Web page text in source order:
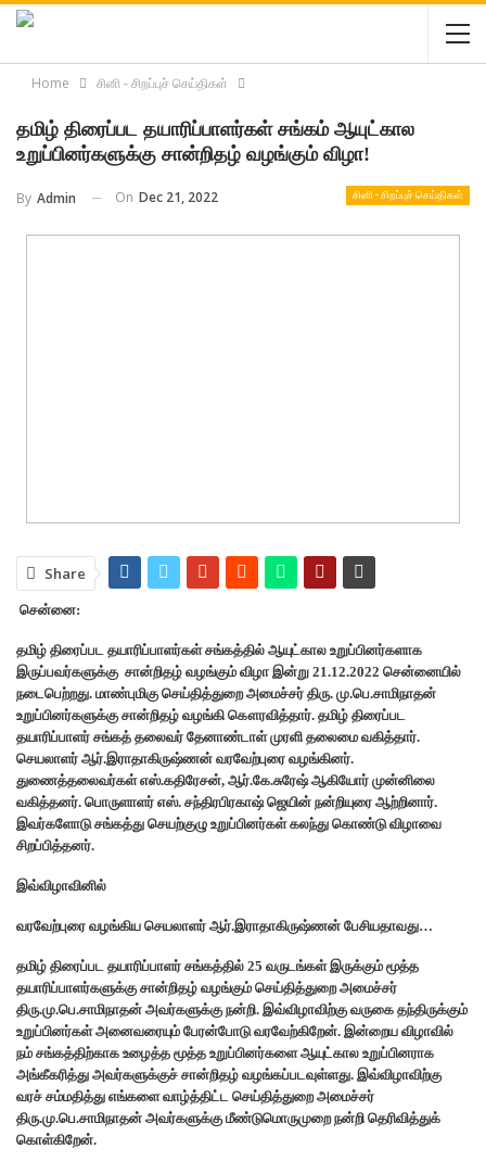
Home சினி - சிறப்புச் செய்திகள்
தமிழ் திரைப்பட தயாரிப்பாளர்கள் சங்கம் ஆயுட்கால
உறுப்பினர்களுக்கு சான்றிதழ் வழங்கும் விழா!
சினி - சிறப்புச் செய்திகள்
By Admin On Dec 21, 2022
Share
சென்னை:
தமிழ் திரைப்பட தயாரிப்பாளர்கள் சங்கத்தில் ஆயுட்கால உறுப்பினர்களாக
இருப்பவர்களுக்கு சான்றிதழ் வழங்கும் விழா இன்று 21.12.2022 சென்னையில்
நடைபெற்றது. மாண்புமிகு செய்தித்துறை அமைச்சர் திரு. மு.பெ.சாமிநாதன்
உறுப்பினர்களுக்கு சான்றிதழ் வழங்கி கௌரவித்தார். தமிழ் திரைப்பட
தயாரிப்பாளர் சங்கத் தலைவர் தேனாண்டாள் முரளி தலைமை வகித்தார்.
செயலாளர் ஆர்.இராதாகிருஷ்ணன் வரவேற்புரை வழங்கினர்.
துணைத்தலைவர்கள் எஸ்.கதிரேசன், ஆர்.கே.சுரேஷ் ஆகியோர் முன்னிலை
வகித்தனர். பொருளாளர் எஸ். சந்திரபிரகாஷ் ஜெயின் நன்றியுரை ஆற்றினார்.
இவர்களோடு சங்கத்து செயற்குழு உறுப்பினர்கள் கலந்து கொண்டு விழாவை
சிறப்பித்தனர்.
இவ்விழாவினில்
வரவேற்புரை வழங்கிய செயலாளர் ஆர்.இராதாகிருஷ்ணன் பேசியதாவது…
தமிழ் திரைப்பட தயாரிப்பாளர் சங்கத்தில் 25 வருடங்கள் இருக்கும் மூத்த
தயாரிப்பாளர்களுக்கு சான்றிதழ் வழங்கும் செய்தித்துறை அமைச்சர்
திரு.மு.பெ.சாமிநாதன் அவர்களுக்கு நன்றி. இவ்விழாவிற்கு வருகை தந்திருக்கும்
உறுப்பினர்கள் அனைவரையும் பேரன்போடு வரவேற்கிறேன். இன்றைய விழாவில்
நம் சங்கத்திற்காக உழைத்த மூத்த உறுப்பினர்களை ஆயுட்கால உறுப்பினராக
அங்கீகரித்து அவர்களுக்குச் சான்றிதழ் வழங்கப்படவுள்ளது. இவ்விழாவிற்கு
வரச் சம்மதித்து எங்களை வாழ்த்திட்ட செய்தித்துறை அமைச்சர்
திரு.மு.பெ.சாமிநாதன் அவர்களுக்கு மீண்டுமொருமுறை நன்றி தெரிவித்துக்
கொள்கிறேன்.